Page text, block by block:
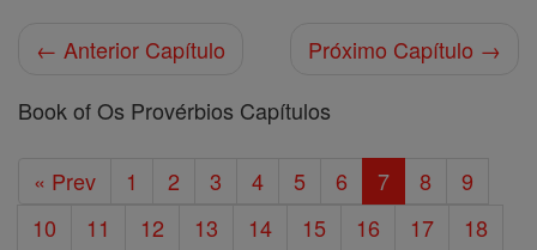
← Anterior Capítulo
Próximo Capítulo →
Book of Os Provérbios Capítulos
« Prev 1 2 3 4 5 6 7 8
9
10
11 12 13 14 15 16 17 18